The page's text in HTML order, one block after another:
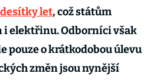
let, což státům
i elektřinu. Odborníci však
pouze o krátkodobou úlevu
změn jsou nynější